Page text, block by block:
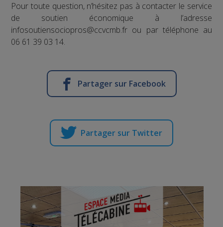
Pour toute question, n’hésitez pas à contacter le service
de soutien économique à l’adresse
infosoutiensociopros@ccvcmb.fr ou par téléphone au
06 61 39 03 14.
Partager sur Facebook
Partager sur Twitter